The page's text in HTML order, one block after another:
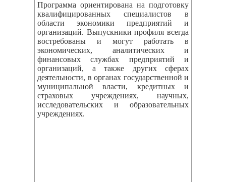
Программа ориентирована на подготовку
квалифицированных специалистов в
области экономики предприятий и
организаций. Выпускники профиля всегда
востребованы и могут работать в
экономических, аналитических и
финансовых службах предприятий и
организаций, а также других сферах
деятельности, в органах государственной и
муниципальной власти, кредитных и
страховых учреждениях, научных,
исследовательских и образовательных
учреждениях.